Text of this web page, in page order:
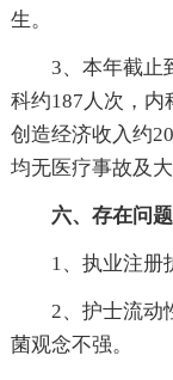
生。
3、本年截止到
科约187人次，内
创造经济收入约
均无医疗事故及
六、存在问题
1、执业注册护
2、护士流动性
菌观念不强。